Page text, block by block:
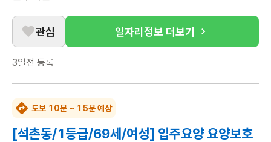
관심 일자리정보 더보기
3일전 등록
도보 10분 ~ 15분 예상
[석촌동/1등급/69세/여성] 입주요양 요양보호